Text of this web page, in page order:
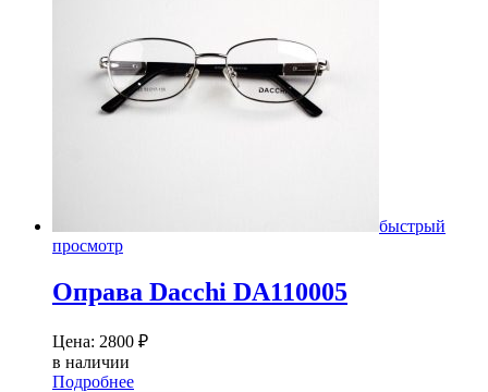
быстрый
просмотр
Оправа Dacсhi DA110005
Цена: 2800 ₽
в наличии
Подробнее